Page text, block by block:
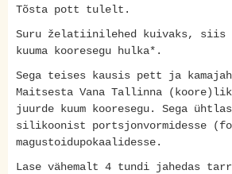
Tõsta pott tulelt.
Suru želatiinilehed kuivaks, siis
kuuma kooresegu hulka*.
Sega teises kausis pett ja
Maitsesta Vana Tallinna
juurde kuum kooresegu. Sega
silikoonist portsjonvormidesse
magustoidupokaalidesse.
Lase vähemalt 4 tundi jahedas